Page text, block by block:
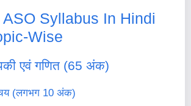
Syllabus In Hindi
Wise
एवं गणित (65 अंक)
(लगभग 10 अंक)